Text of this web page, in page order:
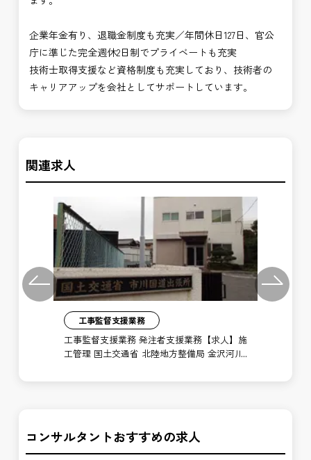
企業年金有り、退職金制度も充実／年間休日127日、官公
庁に準じた完全週休2日制でプライベートも充実
技術士取得支援など資格制度も充実しており、技術者の
キャリアアップを会社としてサポートしています。
関連求人
Previous
工事監督支援業務
工事監督支援業務 発注者支援業務【求人】施
工管理 国土交通省 北陸地方整備局 金沢河川
Next
コンサルタントおすすめの求人